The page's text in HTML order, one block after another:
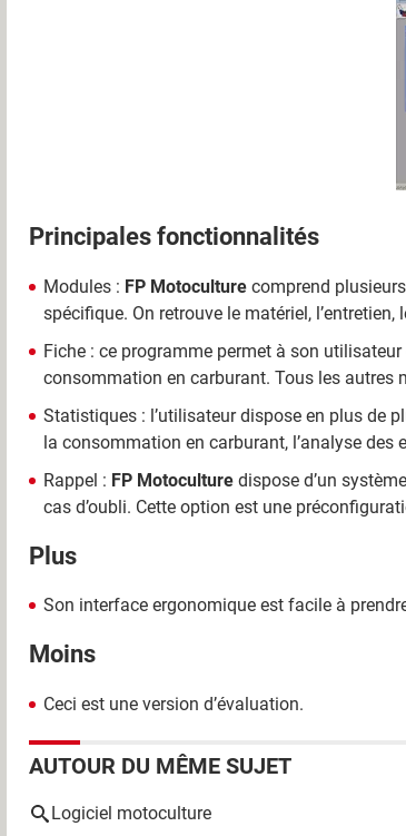
Principales fonctionnalités
Modules : FP Motoculture comprend
spécifique. On retrouve le matériel,
Fiche : ce programme permet à son
consommation en carburant. Tous les autres
Statistiques : l’utilisateur dispose en plus de
la consommation en carburant, l’analyse des
Rappel : FP Motoculture dispose d’un
cas d’oubli. Cette option est une
Plus
Son interface ergonomique est facile à
Moins
Ceci est une version d’évaluation.
AUTOUR DU MÊME SUJET
Logiciel motoculture